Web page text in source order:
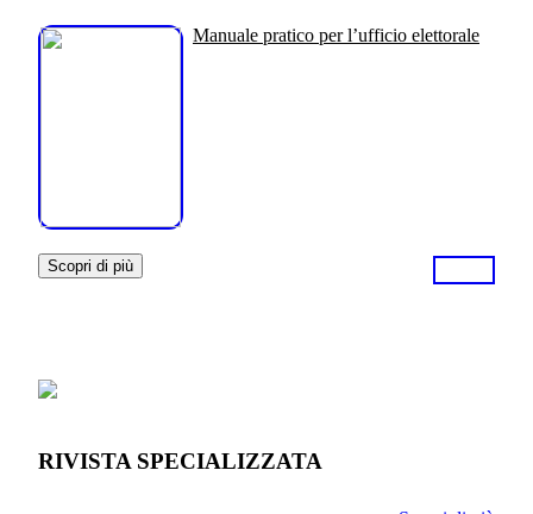
Manuale pratico per l’ufficio elettorale
Scopri di più
RIVISTA SPECIALIZZATA